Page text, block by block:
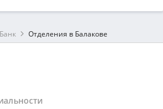
Отделения в Балакове